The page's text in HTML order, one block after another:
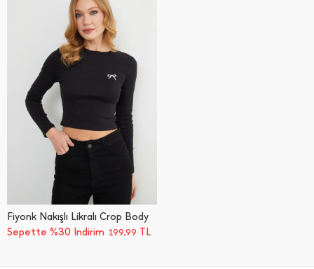
Fiyonk Nakışlı Likralı Crop Body
Sepette %30 İndirim 199,99 TL